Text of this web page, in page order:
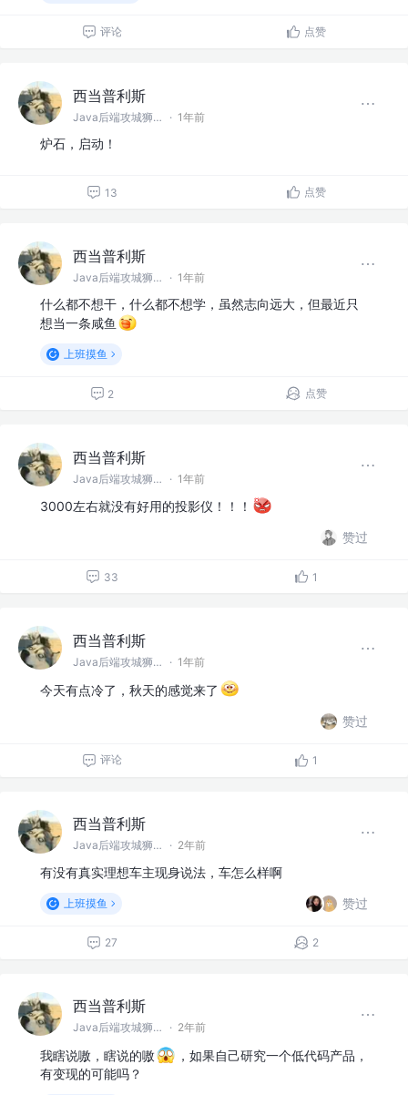
评论 点赞
西当普利斯
Java后端攻城狮 @阿巴巴巴 · 1年前
炉石，启动！
13 点赞
西当普利斯
Java后端攻城狮 @阿巴巴巴 · 1年前
什么都不想干，什么都不想学，虽然志向远大，但最近只
想当一条咸鱼
上班摸鱼
2 点赞
西当普利斯
Java后端攻城狮 @阿巴巴巴 · 1年前
3000左右就没有好用的投影仪！！！
赞过
33 1
西当普利斯
Java后端攻城狮 @阿巴巴巴 · 1年前
今天有点冷了，秋天的感觉来了
赞过
评论 1
西当普利斯
Java后端攻城狮 @阿巴巴巴 · 2年前
有没有真实理想车主现身说法，车怎么样啊
上班摸鱼 赞过
27 2
西当普利斯
Java后端攻城狮 @阿巴巴巴 · 2年前
我瞎说嗷，瞎说的嗷
，如果自己研究一个低代码产品，
有变现的可能吗？